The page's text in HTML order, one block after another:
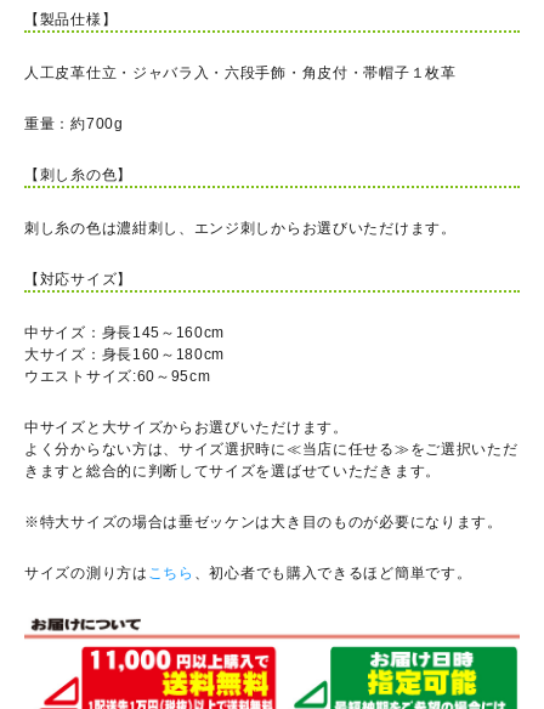
【製品仕様】
人工皮革仕立・ジャバラ入・六段手飾・角皮付・帯帽子１枚革
重量：約700g
【刺し糸の色】
刺し糸の色は濃紺刺し、エンジ刺しからお選びいただけます。
【対応サイズ】
中サイズ：身長145～160cm
大サイズ：身長160～180cm
ウエストサイズ:60～95cm
中サイズと大サイズからお選びいただけます。
よく分からない方は、サイズ選択時に≪当店に任せる≫をご選択いただ
きますと総合的に判断してサイズを選ばせていただきます。
※特大サイズの場合は垂ゼッケンは大き目のものが必要になります。
サイズの測り方は こちら 、初心者でも購入できるほど簡単です。